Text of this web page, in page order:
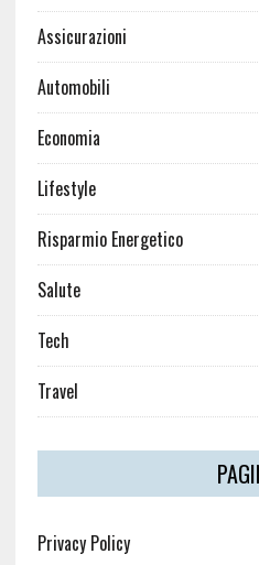
Assicurazioni
Automobili
Economia
Lifestyle
Risparmio Energetico
Salute
Tech
Travel
Privacy Policy